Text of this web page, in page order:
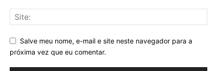
Salve meu nome, e-mail e site neste navegador para a
próxima vez que eu comentar.